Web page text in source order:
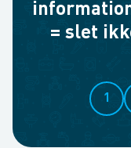
= slet
1